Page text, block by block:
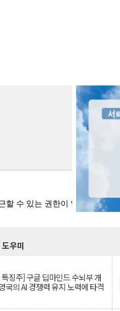
우미
징주] 구글 딥마인드 수뇌부 개
국의 AI 경쟁력 유지 노력에 타격